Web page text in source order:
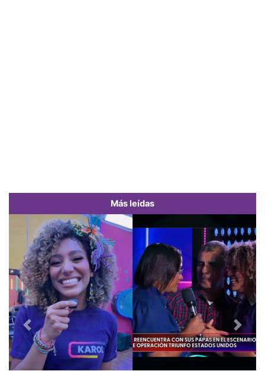
Más leídas
Previous Next